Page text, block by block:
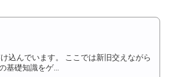
込んでいます。 ここでは新旧交えながら
礎知識をゲ...